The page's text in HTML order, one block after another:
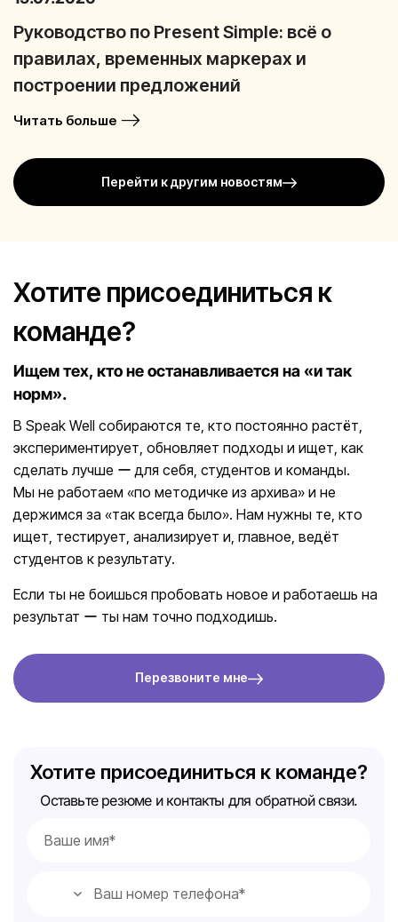
Руководство по Present Simple: всё о
правилах, временных маркерах и
построении предложений
Читать больше
Перейти к другим новостям
Хотите присоединиться к
команде?
Ищем тех, кто не останавливается на «и так
норм».
В Speak Well собираются те, кто постоянно растёт,
экспериментирует, обновляет подходы и ищет, как
сделать лучше ー для себя, студентов и команды.
Мы не работаем «по методичке из архива» и не
держимся за «так всегда было». Нам нужны те, кто
ищет, тестирует, анализирует и, главное, ведёт
студентов к результату.
Если ты не боишься пробовать новое и работаешь на
результат ー ты нам точно подходишь.
Перезвоните мне
Хотите присоединиться к команде?
Оставьте резюме и контакты для обратной связи.